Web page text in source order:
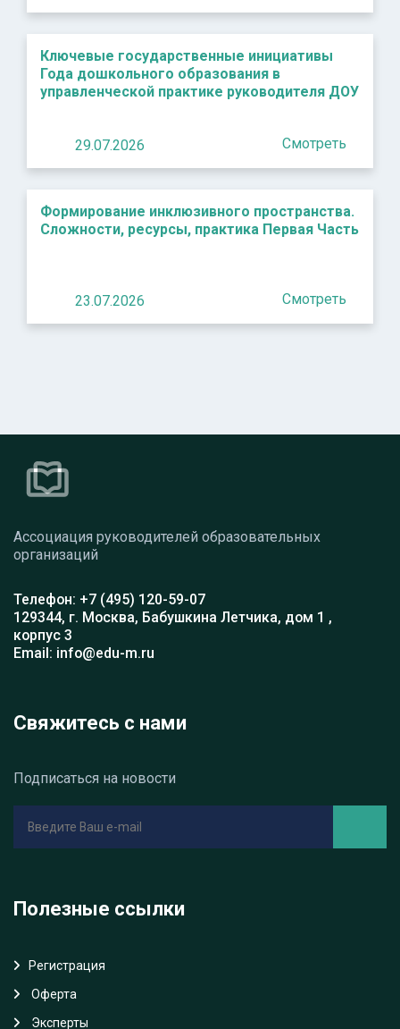
Ключевые государственные инициативы
Года дошкольного образования в
управленческой практике руководителя ДОУ
29.07.2026 Смотреть
Формирование инклюзивного пространства.
Сложности, ресурсы, практика Первая Часть
23.07.2026 Смотреть
Ассоциация руководителей образовательных
организаций
Телефон: +7 (495) 120-59-07
129344, г. Москва, Бабушкина Летчика, дом 1 ,
корпус 3
Email: info@edu-m.ru
Свяжитесь с нами
Подписаться на новости
Полезные ссылки
Регистрация
Oферта
Эксперты